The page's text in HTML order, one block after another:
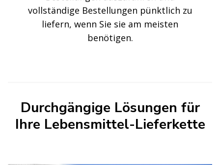
vollständige Bestellungen pünktlich zu
liefern, wenn Sie sie am meisten
benötigen.
Durchgängige Lösungen für
Ihre Lebensmittel-Lieferkette